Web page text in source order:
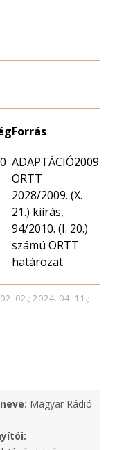
Forrás
ADAPTÁCIÓ2009
ORTT
2028/2009. (X.
21.) kiírás,
94/2010. (I. 20.)
számú ORTT
határozat
02.; 2024. 04. 11.;
Magyar Rádió